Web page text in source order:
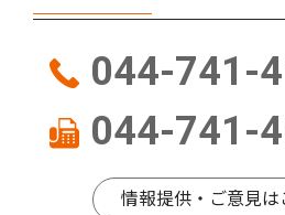
044-741-
044-741-
情報提供・ご意見は